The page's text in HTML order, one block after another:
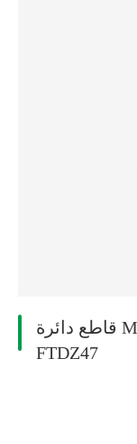
قاطع دائرة MCB ثنائي القطب 20 أمبير
FTDZ47